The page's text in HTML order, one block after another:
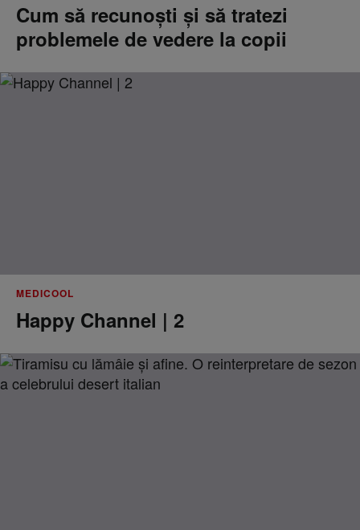
Cum să recunoști și să tratezi
problemele de vedere la copii
MEDICOOL
Happy Channel | 2